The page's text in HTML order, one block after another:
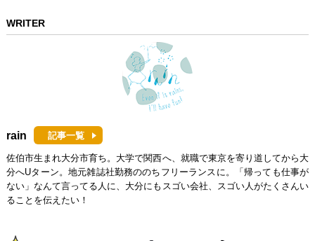
WRITER
rain 記事一覧
佐伯市生まれ大分市育ち。大学で関西へ、就職で東京を寄り道してから大
分へUターン。地元雑誌社勤務ののちフリーランスに。「帰っても仕事が
ない」なんて言ってる人に、大分にもスゴい会社、スゴい人がたくさんい
ることを伝えたい！